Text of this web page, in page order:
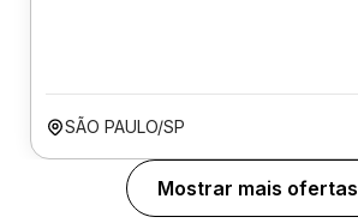
SÃO PAULO/SP
Mostrar mais ofertas